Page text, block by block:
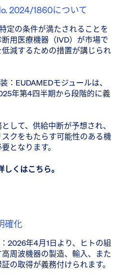
2024/1860について
定の条件が満たされることを
用医療機器（IVD）が市場で
減するための措置が講じられ
：EUDAMEDモジュールは、
年第4四半期から段階的に義
して、供給中断が予想され、
クをもたらす可能性のある機
となります。
くはこちら。
確化
：2026年4月1日より、ヒトの組
周波機器の製造、輸入、また
の取得が義務付けられます。